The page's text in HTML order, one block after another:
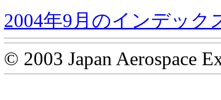
2004年9月のインデック
© 2003 Japan Aerospace